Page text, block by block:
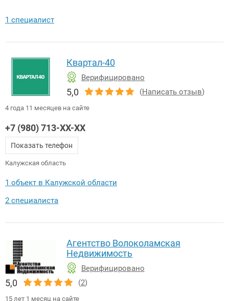
1 специалист
Квартал-40
Верифицировано
5,0 (Написать отзыв)
4 года 11 месяцев на сайте
+7 (980) 713-XX-XX
Показать телефон
Калужская область
1 объект в Калужской области
2 специалиста
Агентство Волоколамская
Недвижимость
Верифицировано
5,0 (2)
15 лет 1 месяц на сайте